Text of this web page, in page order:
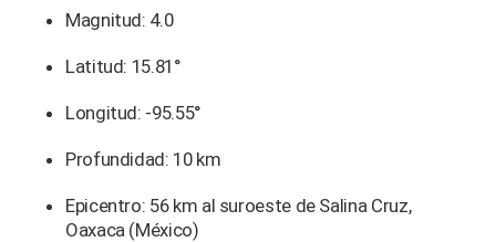
Magnitud: 4.0
Latitud: 15.81°
Longitud: -95.55°
Profundidad: 10 km
Epicentro: 56 km al suroeste de Salina Cruz,
Oaxaca (México)